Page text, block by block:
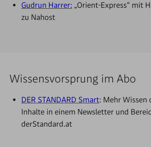
Gudrun Harrer: „Orient-Express“ mit
zu Nahost
Wissensvorsprung im Abo
DER STANDARD Smart: Mehr Wissen
Inhalte in einem Newsletter und
derStandard.at